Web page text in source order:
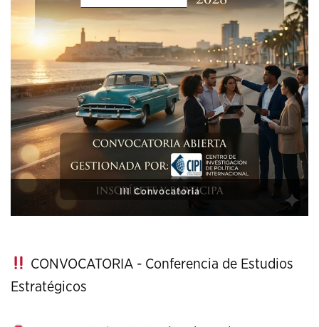
XI Conference on Strategic Studies
CONVOCATORIA - Conferencia de Estudios
Estratégicos